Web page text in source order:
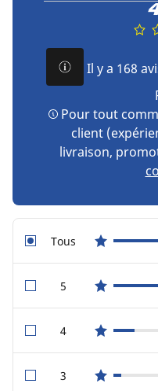
Il y a 168
Pour tout
client
livraison,
Tousstar reviews
5star reviews
4star reviews
3star reviews